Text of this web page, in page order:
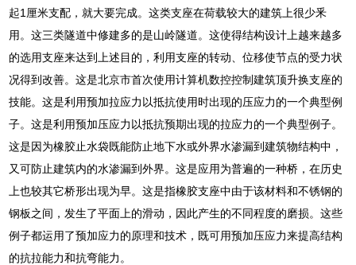
起1厘米支配，就大要完成。这类支座在荷载较大的建筑上很少釆
用。这三类隧道中修建多的是山岭隧道。这使得结构设计上越来越多
的选用支座来达到上述目的，利用支座的转动、位移使节点的受力状
况得到改善。这是北京市首次使用计算机数控控制建筑顶升换支座的
技能。这是利用预加拉应力以抵抗使用时出现的压应力的一个典型例
子。这是利用预加压应力以抵抗预期出现的拉应力的一个典型例子。
这是因为橡胶止水袋既能防止地下水或外界水渗漏到建筑物结构中，
又可防止建筑内的水渗漏到外界。这是应用为普遍的一种桥，在历史
上也较其它桥形出现为早。这是指橡胶支座中由于该材料和不锈钢的
钢板之间，发生了平面上的滑动，因此产生的不同程度的磨损。这些
例子都运用了预加应力的原理和技术，既可用预加压应力来提高结构
的抗拉能力和抗弯能力。